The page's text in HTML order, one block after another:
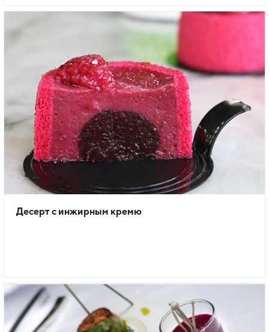
Десерт с инжирным кремю